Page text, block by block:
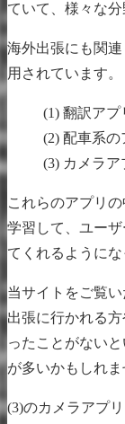
ていて、様々な分
海外出張にも関
用されています。
翻訳アプ
配車系の
カメラア
これらのアプリ
学習して、ユー
てくれるようにな
当サイトをご覧
出張に行かれる
ったことがない
が多いかもしれま
(3)のカメラアプ